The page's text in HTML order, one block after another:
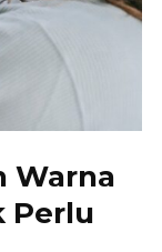
Warna
Perlu